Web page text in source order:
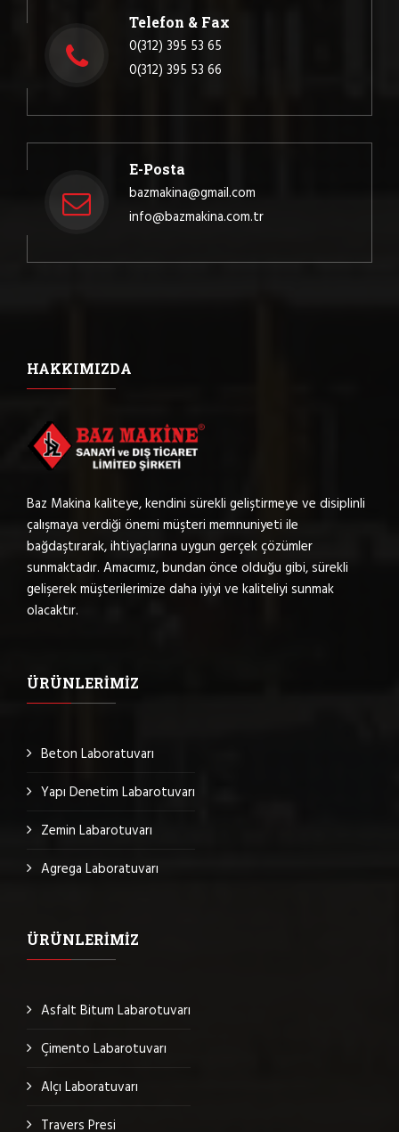
Telefon & Fax
0(312) 395 53 65
0(312) 395 53 66
E-Posta
bazmakina@gmail.com
info@bazmakina.com.tr
HAKKIMIZDA
Baz Makina kaliteye, kendini sürekli geliştirmeye ve disiplinli
çalışmaya verdiği önemi müşteri memnuniyeti ile
bağdaştırarak, ihtiyaçlarına uygun gerçek çözümler
sunmaktadır. Amacımız, bundan önce olduğu gibi, sürekli
gelişerek müşterilerimize daha iyiyi ve kaliteliyi sunmak
olacaktır.
ÜRÜNLERIMIZ
Beton Laboratuvarı
Yapı Denetim Labarotuvarı
Zemin Labarotuvarı
Agrega Laboratuvarı
ÜRÜNLERIMIZ
Asfalt Bitum Labarotuvarı
Çimento Labarotuvarı
Alçı Laboratuvarı
Travers Presi